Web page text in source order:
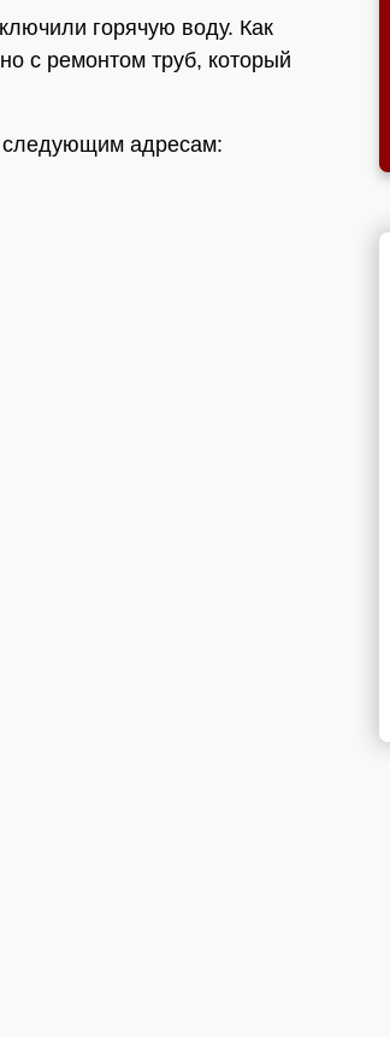
горячую воду. Как
с ремонтом труб, который
следующим адресам: